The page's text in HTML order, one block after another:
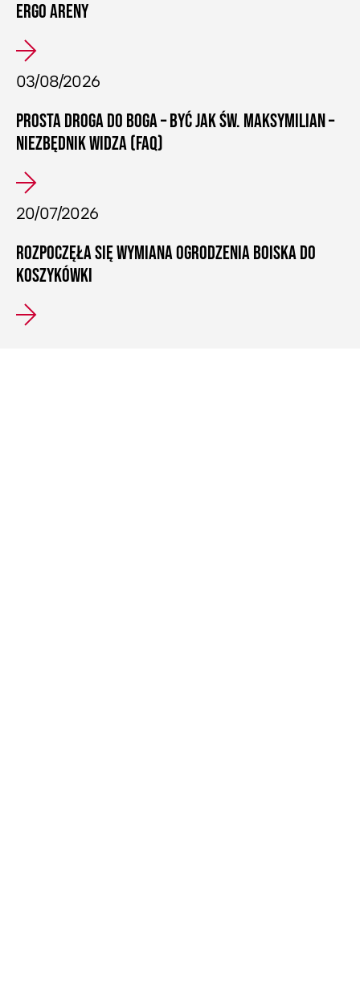
ERGO ARENY
03/08/2026
PROSTA DROGA DO BOGA – BYĆ JAK ŚW. MAKSYMILIAN –
NIEZBĘDNIK WIDZA (FAQ)
20/07/2026
ROZPOCZĘŁA SIĘ WYMIANA OGRODZENIA BOISKA DO
KOSZYKÓWKI